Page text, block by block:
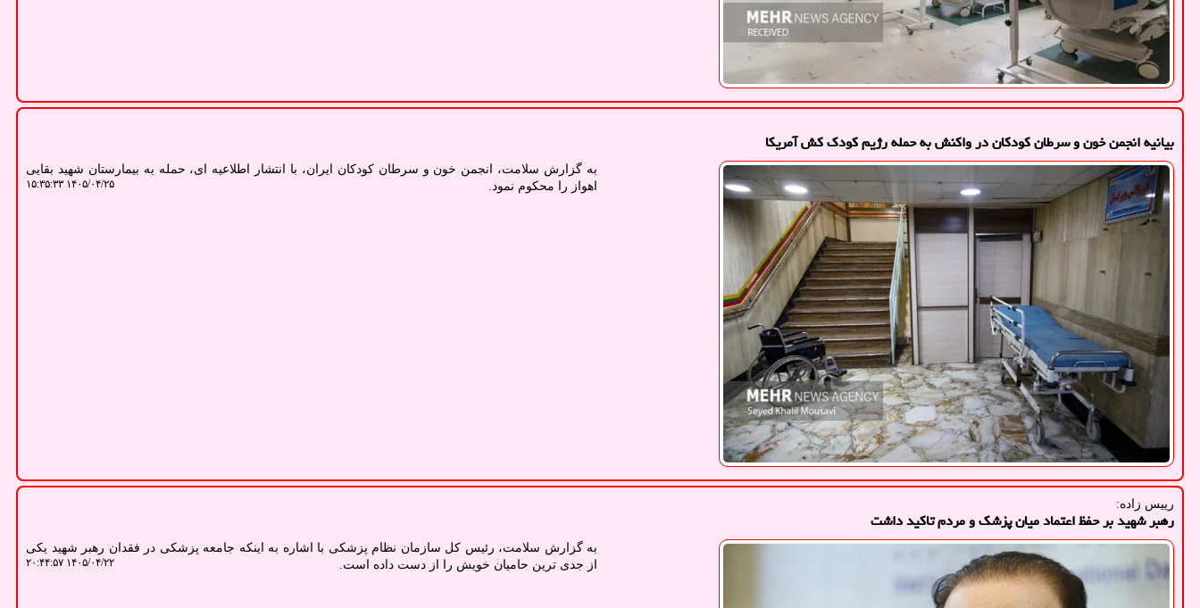
بیانیه انجمن خون و سرطان کودکان در واکنش به حمله رژیم کودک کش آمریکا
به گزارش سلامت، انجمن خون و سرطان کودکان ایران، با انتشار اطلاعیه ای، حمله به بیمارستان شهید بقایی
اهواز را محکوم نمود.
۱۴۰۵/۰۴/۲۵ ۱۵:۳۵:۳۳
رییس زاده:
رهبر شهید بر حفظ اعتماد میان پزشک و مردم تاکید داشت
به گزارش سلامت، رئیس کل سازمان نظام پزشکی با اشاره به اینکه جامعه پزشکی در فقدان رهبر شهید یکی
از جدی ترین حامیان خویش را از دست داده است.
۱۴۰۵/۰۴/۲۲ ۲۰:۴۴:۵۷